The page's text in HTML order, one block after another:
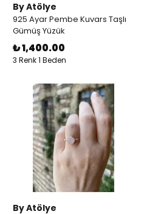
By Atölye
925 Ayar Pembe Kuvars Taşlı
Gümüş Yüzük
₺ 1,400.00
3 Renk 1 Beden
By Atölye